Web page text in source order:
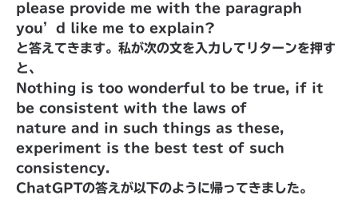
please provide me with the paragraph
you’d like me to explain?
と答えてきます。私が次の文を入力してリターンを押す
と、
Nothing is too wonderful to be true, if it
be consistent with the laws of
nature and in such things as these,
experiment is the best test of such
consistency.
ChatGPTの答えが以下のように帰ってきました。